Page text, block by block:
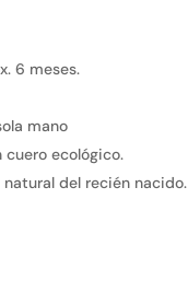
6 meses.
mano
ecológico.
del recién nacido.